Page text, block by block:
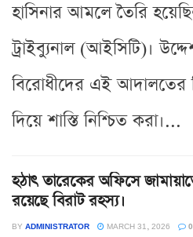
হাসিনার আমলে তৈরি
ট্রাইব্যুনাল (আইসিটি)।
বিরোধীদের এই আদালতের
দিয়ে শাস্তি নিশ্চিত করা।...
হঠাৎ তারেকের অফিসে
রয়েছে বিরাট রহস্য।
BY ADMINISTRATOR MARCH 31, 2026 0